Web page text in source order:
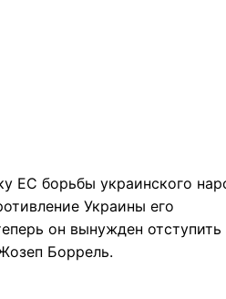
ЕС борьбы украинского
Украины его
он вынужден отступить
Боррель.